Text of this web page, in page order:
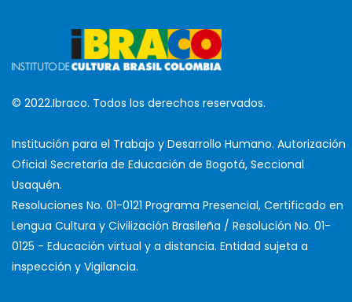
© 2022.Ibraco. Todos los derechos reservados.
Institución para el Trabajo y Desarrollo Humano. Autorización
Oficial Secretaría de Educación de Bogotá, Seccional
Usaquén.
Resoluciones No. 01-0121 Programa Presencial, Certificado en
Lengua Cultura y Civilización Brasileña / Resolución No. 01-
0125 - Educación virtual y a distancia. Entidad sujeta a
inspección y Vigilancia.